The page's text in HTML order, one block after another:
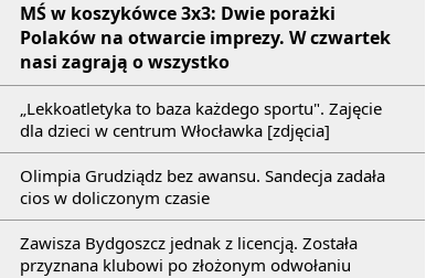
MŚ w koszykówce 3x3: Dwie porażki
Polaków na otwarcie imprezy. W czwartek
nasi zagrają o wszystko
„Lekkoatletyka to baza każdego sportu". Zajęcie
dla dzieci w centrum Włocławka [zdjęcia]
Olimpia Grudziądz bez awansu. Sandecja zadała
cios w doliczonym czasie
Zawisza Bydgoszcz jednak z licencją. Została
przyznana klubowi po złożonym odwołaniu